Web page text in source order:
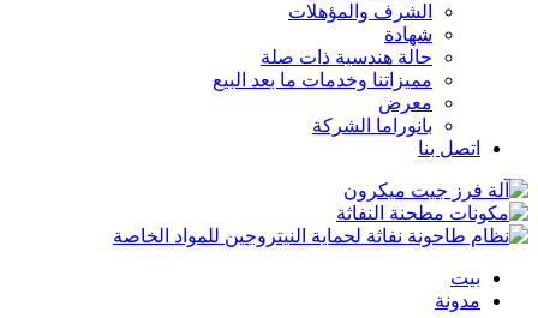
الشرف والمؤهلات
شهادة
حالة هندسية ذات صلة
مميزاتنا وخدمات ما بعد البيع
معرض
بانوراما الشركة
اتصل بنا
بيت
مدونة